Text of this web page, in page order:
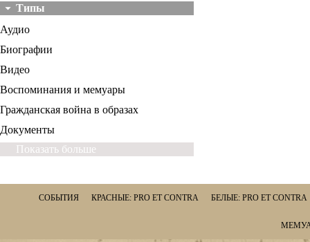
Типы
Аудио
Биографии
Видео
Воспоминания и мемуары
Гражданская война в образах
Документы
Показать больше
СОБЫТИЯ КРАСНЫЕ: PRO ET CONTRA БЕЛЫЕ: PRO ET CONTRA